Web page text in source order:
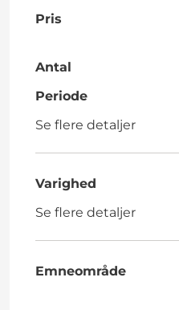
Pris
Antal
Periode
Se flere detaljer
Varighed
Se flere detaljer
Emneområde